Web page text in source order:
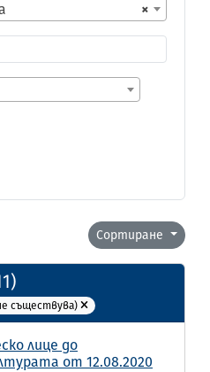
×
Сортиране
съществува)
лице до
от 12.08.2020